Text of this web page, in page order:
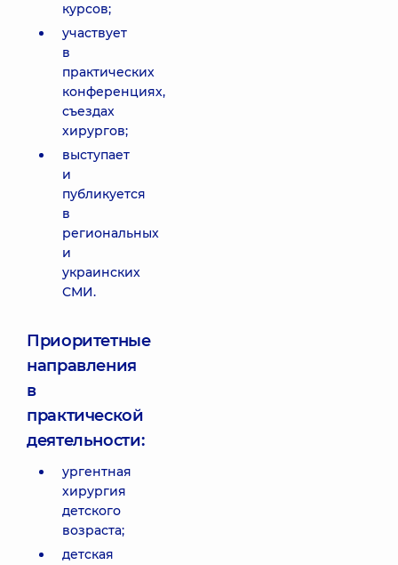
курсов;
участвует
в
практических
конференциях,
съездах
хирургов;
выступает
и
публикуется
в
региональных
и
украинских
СМИ.
Приоритетные
направления
в
практической
деятельности:
ургентная
хирургия
детского
возраста;
детская